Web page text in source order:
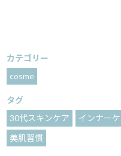
カテゴリー
cosme
タグ
30代スキンケア
インナー
美肌習慣